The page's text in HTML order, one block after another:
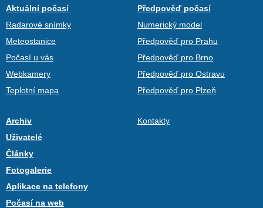
Aktuální počasí
Radarové snímky
Meteostanice
Počasí u vás
Webkamery
Teplotní mapa
Předpověď počasí
Numerický model
Předpověď pro Prahu
Předpověď pro Brno
Předpověď pro Ostravu
Předpověď pro Plzeň
Archiv
Uživatelé
Články
Fotogalerie
Aplikace na telefony
Počasí na web
Kontakty